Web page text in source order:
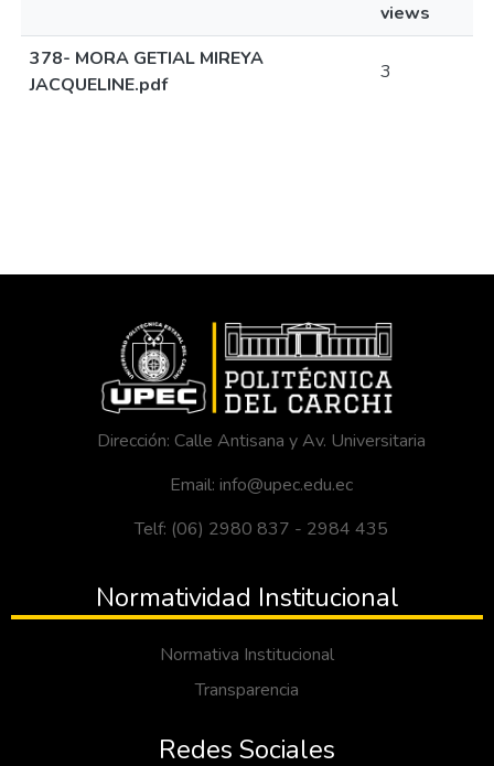
views
378- MORA GETIAL MIREYA
JACQUELINE.pdf
3
Dirección: Calle Antisana y Av. Universitaria
Email: info@upec.edu.ec
Telf: (06) 2980 837 - 2984 435
Normatividad Institucional
Normativa Institucional
Transparencia
Redes Sociales